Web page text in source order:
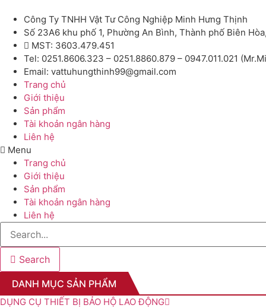
Công Ty TNHH Vật Tư Công Nghiệp Minh Hưng Thịnh
Số 23A6 khu phố 1, Phường An Bình, Thành phố Biên
MST: 3603.479.451
Tel: 0251.8606.323 – 0251.8860.879 – 0947.011.021
Email: vattuhungthinh99@gmail.com
Trang chủ
Giới thiệu
Sản phẩm
Tài khoản ngân hàng
Liên hệ
Menu
Trang chủ
Giới thiệu
Sản phẩm
Tài khoản ngân hàng
Liên hệ
Search
DANH MỤC SẢN PHẨM
DỤNG CỤ THIẾT BỊ BẢO HỘ LAO ĐỘNG